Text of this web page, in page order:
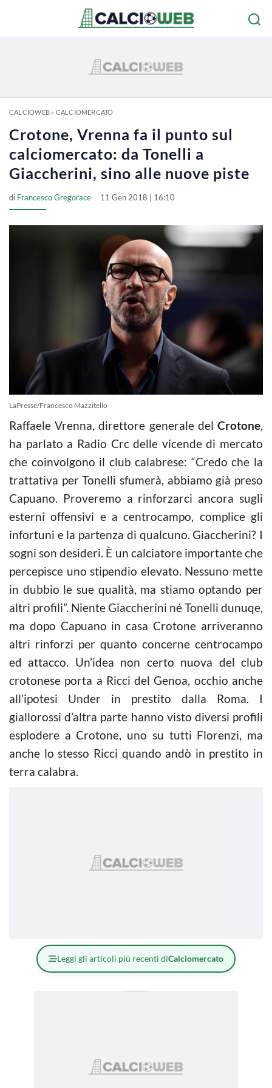
CALCIOWEB» CALCIOMERCATO
Crotone, Vrenna fa il punto sul
calciomercato: da Tonelli a
Giaccherini, sino alle nuove piste
di Francesco Gregorace 11 Gen 2018 | 16:10
LaPresse/Francesco Mazzitello
Raffaele Vrenna, direttore generale del Crotone,
ha parlato a Radio Crc delle vicende di mercato
che coinvolgono il club calabrese: “Credo che la
trattativa per Tonelli sfumerà, abbiamo già preso
Capuano. Proveremo a rinforzarci ancora sugli
esterni offensivi e a centrocampo, complice gli
infortuni e la partenza di qualcuno. Giaccherini? I
sogni son desideri. È un calciatore importante che
percepisce uno stipendio elevato. Nessuno mette
in dubbio le sue qualità, ma stiamo optando per
altri profili”. Niente Giaccherini né Tonelli dunuqe,
ma dopo Capuano in casa Crotone arriveranno
altri rinforzi per quanto concerne centrocampo
ed attacco. Un’idea non certo nuova del club
crotonese porta a Ricci del Genoa, occhio anche
all’ipotesi Under in prestito dalla Roma. I
giallorossi d’altra parte hanno visto diversi profili
esplodere a Crotone, uno su tutti Florenzi, ma
anche lo stesso Ricci quando andò in prestito in
terra calabra.
Leggi gli articoli più recenti diCalciomercato